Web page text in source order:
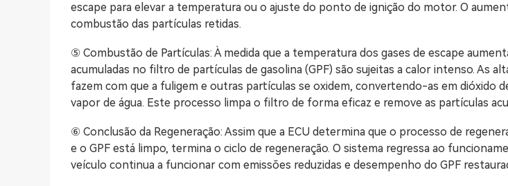
escape para elevar a temperatura ou o ajuste do ponto de ignição do motor. O
combustão das partículas retidas.
⑤ Combustão de Partículas: À medida que a temperatura dos gases de escape
acumuladas no filtro de partículas de gasolina (GPF) são sujeitas a calor intenso. As
fazem com que a fuligem e outras partículas se oxidem, convertendo-as em dióxido
vapor de água. Este processo limpa o filtro de forma eficaz e remove as partículas
⑥ Conclusão da Regeneração: Assim que a ECU determina que o processo de
e o GPF está limpo, termina o ciclo de regeneração. O sistema regressa ao
veículo continua a funcionar com emissões reduzidas e desempenho do GPF